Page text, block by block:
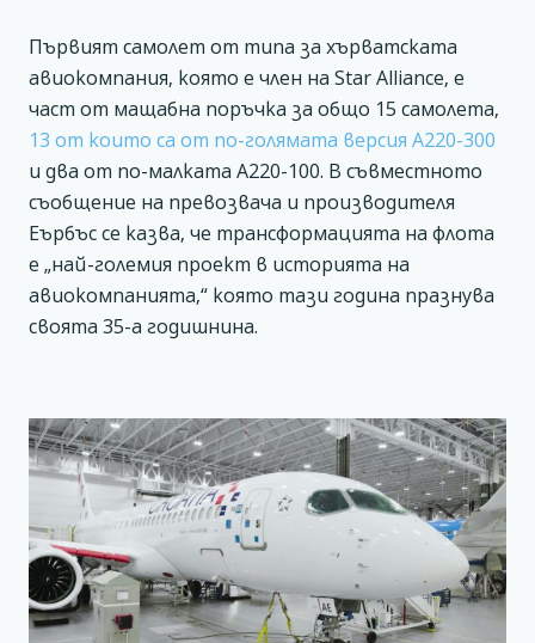
Първият самолет от типа за хърватската
авиокомпания, която е член на Star Alliance, е
част от мащабна поръчка за общо 15 самолета,
13 от които са от по-голямата версия А220-300
и два от по-малката А220-100. В съвместното
съобщение на превозвача и производителя
Еърбъс се казва, че трансформацията на флота
е „най-големия проект в историята на
авиокомпанията,“ която тази година празнува
своята 35-а годишнина.